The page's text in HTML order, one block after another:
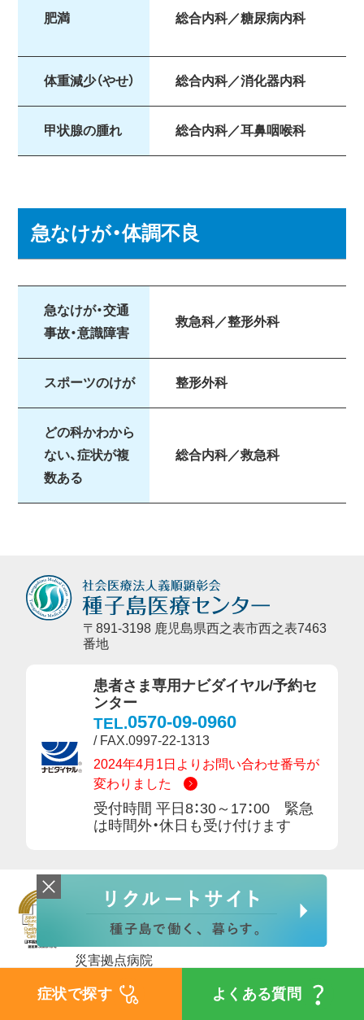
症状で探す よくある質問
肥満 総合内科／糖尿病内科
体重減少（やせ） 総合内科／消化器内科
甲状腺の腫れ 総合内科／耳鼻咽喉科
急なけが・体調不良
急なけが・交通
事故・意識障害
救急科／整形外科
スポーツのけが 整形外科
どの科かわから
ない、症状が複
数ある
総合内科／救急科
〒891-3198 鹿児島県西之表市西之表7463
番地
患者さま専用ナビダイヤル/予約セ
ンター
TEL.0570-09-0960
/ FAX.0997-22-1313
2024年4月1日よりお問い合わせ番号が
変わりました
受付時間 平日8：30～17：00 緊急
は時間外・休日も受け付けます
日本医療機能評価機構認定病院
へき地医療拠点病院
二次救急指定病院
災害拠点病院
JAXA救急指定病院